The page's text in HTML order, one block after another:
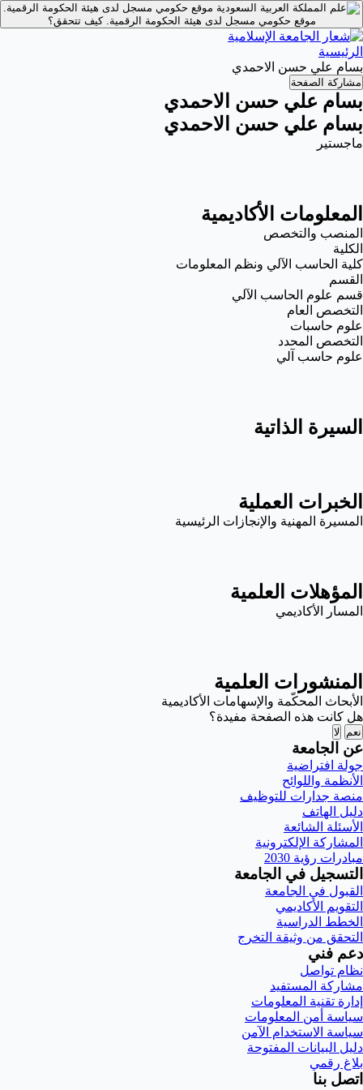
موقع حكومي مسجل لدى هيئة الحكومة الرقمية.
موقع حكومي مسجل لدى هيئة الحكومة الرقمية.كيف تتحقق؟
الرئيسية
بسام علي حسن الاحمدي
مشاركة الصفحة
بسام علي حسن الاحمدي
بسام علي حسن الاحمدي
ماجستير
المعلومات الأكاديمية
المنصب والتخصص
الكلية
كلية الحاسب الآلي ونظم المعلومات
القسم
قسم علوم الحاسب الآلي
التخصص العام
علوم حاسبات
التخصص المحدد
علوم حاسب آلي
السيرة الذاتية
الخبرات العملية
المسيرة المهنية والإنجازات الرئيسية
المؤهلات العلمية
المسار الأكاديمي
المنشورات العلمية
الأبحاث المحكّمة والإسهامات الأكاديمية
هل كانت هذه الصفحة مفيدة؟
نعم لا
عن الجامعة
جولة افتراضية
الأنظمة واللوائح
منصة جدارات للتوظيف
دليل الهاتف
الأسئلة الشائعة
المشاركة الإلكترونية
مبادرات رؤية 2030
التسجيل في الجامعة
القبول في الجامعة
التقويم الأكاديمي
الخطط الدراسية
التحقق من وثيقة التخرج
دعم فني
نظام تواصل
مشاركة المستفيد
إدارة تقنية المعلومات
سياسة أمن المعلومات
سياسة الاستخدام الآمن
دليل البيانات المفتوحة
بلاغ رقمي
اتصل بنا